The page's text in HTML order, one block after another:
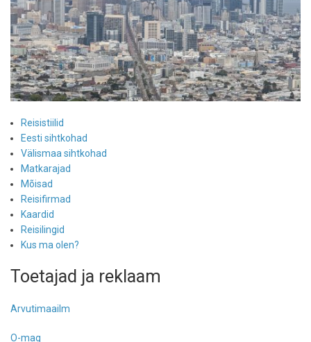
Reisistiilid
Eesti sihtkohad
Välismaa sihtkohad
Matkarajad
Mõisad
Reisifirmad
Kaardid
Reisilingid
Kus ma olen?
Toetajad ja reklaam
Arvutimaailm
O-mag